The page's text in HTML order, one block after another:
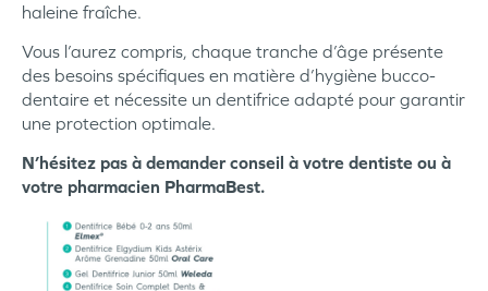
haleine fraîche.
Vous l’aurez compris, chaque tranche d’âge présente
des besoins spécifiques en matière d’hygiène bucco-
dentaire et nécessite un dentifrice adapté pour garantir
une protection optimale.
N’hésitez pas à demander conseil à votre dentiste ou à
votre pharmacien PharmaBest.